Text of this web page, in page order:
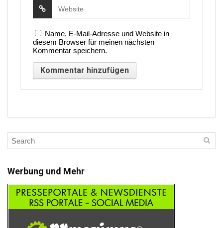
Name, E-Mail-Adresse und Website in
diesem Browser für meinen nächsten
Kommentar speichern.
Werbung und Mehr